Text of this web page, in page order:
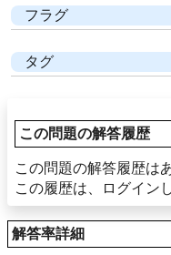
フラグ
タグ
この問題の解答履歴
この問題の解答履歴は
この履歴は、ログイン
解答率詳細